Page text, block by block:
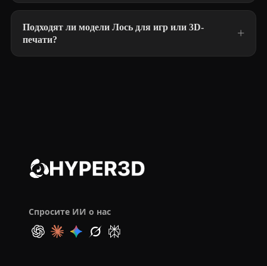
Подходят ли модели Лось для игр или 3D-
печати?
Спросите ИИ о нас